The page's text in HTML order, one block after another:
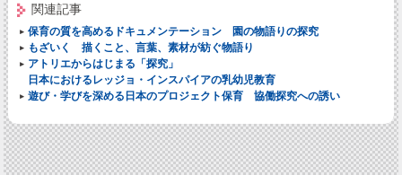
関連記事
保育の質を高めるドキュメンテーション 園の物語りの探究
もざいく 描くこと、言葉、素材が紡ぐ物語り
アトリエからはじまる「探究」
日本におけるレッジョ・インスパイアの乳幼児教育
遊び・学びを深める日本のプロジェクト保育 協働探究への誘い